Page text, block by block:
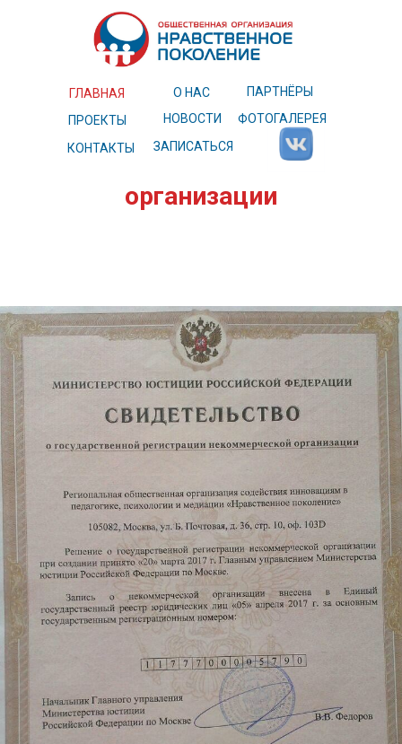
ГЛАВНАЯ
НОВОСТИ
ПАРТНЁРЫ
О НАС
ПРОЕКТЫ
ФОТОГАЛЕРЕЯ
КОНТАКТЫ ЗАПИСАТЬСЯ
Документы и реквизиты
организации